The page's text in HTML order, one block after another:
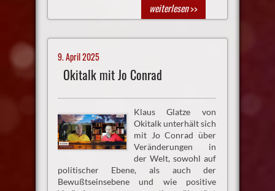
weiterlesen>>
9. April 2025
Okitalk mit Jo Conrad
Klaus Glatze von
Okitalk unterhält sich
mit Jo Conrad über
Veränderungen in
der Welt, sowohl auf
politischer Ebene, als auch der
Bewußtseinsebene und wie positive